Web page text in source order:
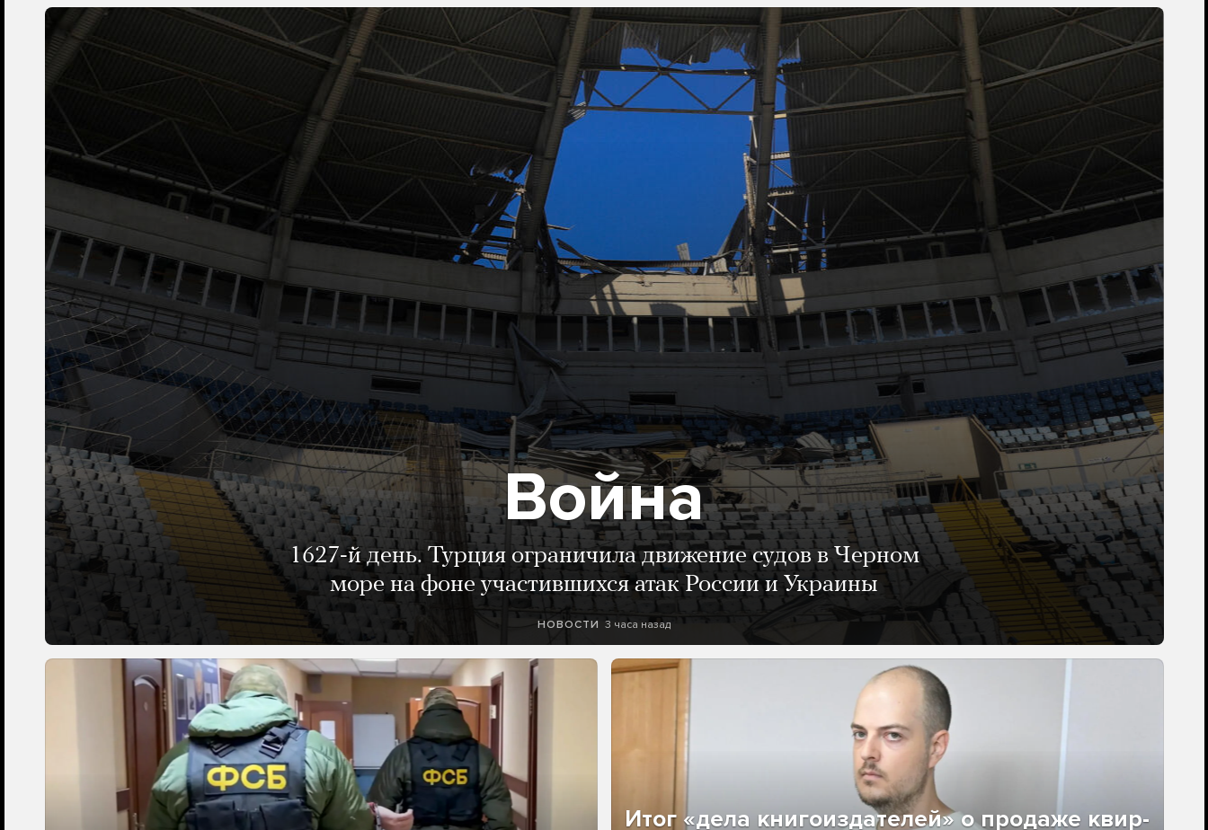
Война
1627-й день. Турция ограничила движение судов в Черном
море на фоне участившихся атак России и Украины
НОВОСТИ 3 часа назад
Итог «дела книгоиздателей» о продаже квир-